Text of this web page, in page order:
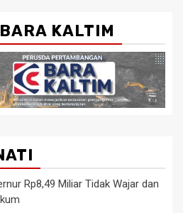
KALTIM
Rp8,49 Miliar Tidak Wajar dan